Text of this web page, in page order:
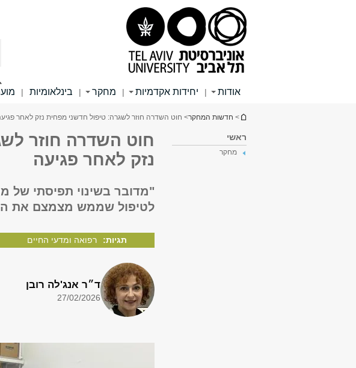
אודות | יחידות אקדמיות | מחקר | בינלאומיות |
הינך נמצא כאן
> חדשות המחקר> חוט השדרה חוזר לשגרה: טיפול חדשני מפחית נזק לאחר
ראשי
מחקר
חוט השדרה חוזר
נזק לאחר פגיעה
"מדובר בשינוי תפיסתי
לטיפול שממש מצמצם את
תגיות: רפואה ומדעי החיים
ד״ר אנג'לה רובן
27/02/2026